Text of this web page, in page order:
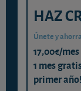
HAZ
Únete y
17,00€/mes
1 mes
primer año!